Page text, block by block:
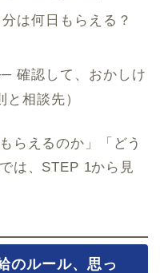
は何日もらえる？
確認して、おかしけ
相談先）
らえるのか」「どう
は、STEP 1から見
のルール、思っ